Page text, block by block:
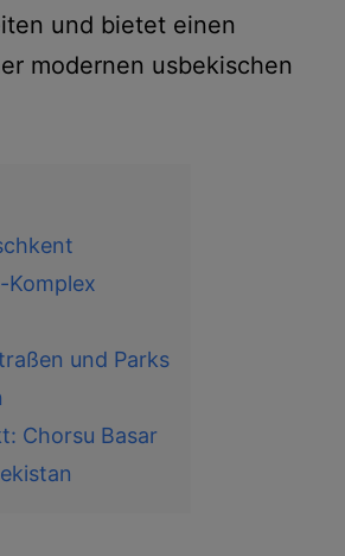
und bietet einen
modernen usbekischen
Komplex
und Parks
Chorsu Basar